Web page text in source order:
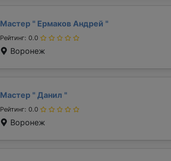
Мастер " Ермаков Андрей "
Рейтинг: 0.0
Воронеж
Мастер " Данил "
Рейтинг: 0.0
Воронеж